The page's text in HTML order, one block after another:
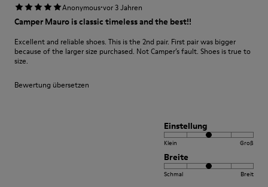
Anonymous·vor 3 Jahren
Camper Mauro is classic timeless and the best!!
Excellent and reliable shoes. This is the 2nd pair. First pair was bigger
because of the larger size purchased. Not Camper’s fault. Shoes is true to
size.
Bewertung übersetzen
Einstellung
Klein Groß
Breite
Schmal Breit